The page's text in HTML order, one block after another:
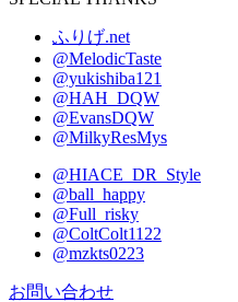
ふりげ.net
@MelodicTaste
@yukishiba121
@HAH_DQW
@EvansDQW
@MilkyResMys
@HIACE_DR_Style
@ball_happy
@Full_risky
@ColtColt1122
@mzkts0223
お問い合わせ